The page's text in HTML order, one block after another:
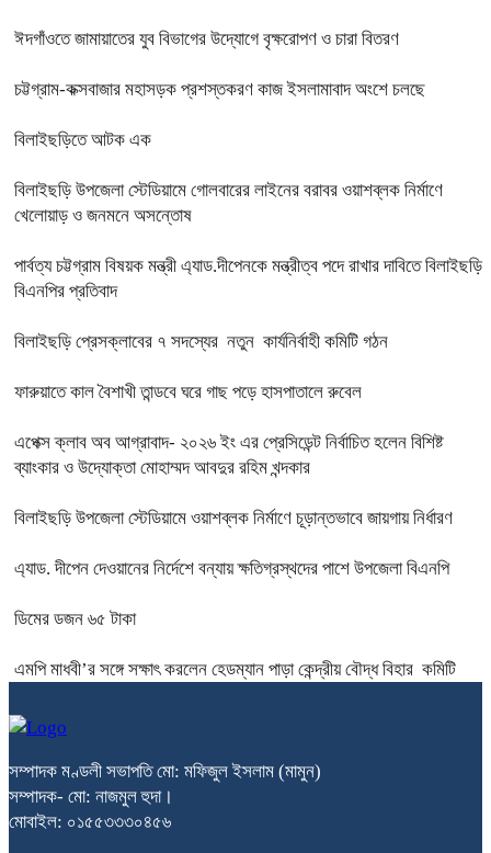
ঈদগাঁওতে জামায়াতের যুব বিভাগের উদ্যোগে বৃক্ষরোপণ ও চারা বিতরণ
চট্টগ্রাম-কক্সবাজার মহাসড়ক প্রশস্তকরণ কাজ ইসলামাবাদ অংশে চলছে
বিলাইছড়িতে আটক এক
বিলাইছড়ি উপজেলা স্টেডিয়ামে গোলবারের লাইনের বরাবর ওয়াশব্লক নির্মাণে
খেলোয়াড় ও জনমনে অসন্তোষ
পার্বত্য চট্টগ্রাম বিষয়ক মন্ত্রী এ্যাড.দীপেনকে মন্ত্রীত্ব পদে রাখার দাবিতে বিলাইছড়ি
বিএনপির প্রতিবাদ
বিলাইছড়ি প্রেসক্লাবের ৭ সদস্যের নতুন কার্যনির্বাহী কমিটি গঠন
ফারুয়াতে কাল বৈশাখী তান্ডবে ঘরে গাছ পড়ে হাসপাতালে রুবেল
এপেক্স ক্লাব অব আগ্রাবাদ- ২০২৬ ইং এর প্রেসিডেন্ট নির্বাচিত হলেন বিশিষ্ট
ব্যাংকার ও উদ্যোক্তা মোহাম্মদ আবদুর রহিম খন্দকার
বিলাইছড়ি উপজেলা স্টেডিয়ামে ওয়াশব্লক নির্মাণে চূড়ান্তভাবে জায়গায় নির্ধারণ
এ্যাড. দীপেন দেওয়ানের নির্দেশে বন্যায় ক্ষতিগ্রস্থদের পাশে উপজেলা বিএনপি
ডিমের ডজন ৬৫ টাকা
এমপি মাধবী’র সঙ্গে সক্ষাৎ করলেন হেডম্যান পাড়া কেন্দ্রীয় বৌদ্ধ বিহার কমিটি
সম্পাদক মণ্ডলী সভাপতি মো: মফিজুল ইসলাম (মামুন)
সম্পাদক- মো: নাজমুল হুদা।
মোবাইল: ০১৫৫৩৩৩০৪৫৬